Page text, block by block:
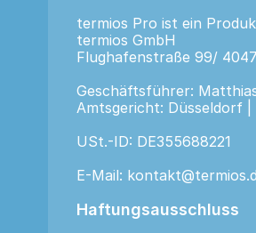
termios Pro ist ein
termios GmbH
Flughafenstraße 99/
Geschäftsführer:
Amtsgericht: Düsseldorf |
USt.-ID: DE355688221
E-Mail:
Haftungsausschluss